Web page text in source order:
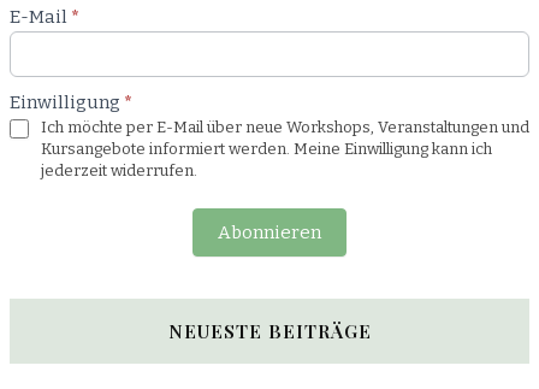
E-Mail *
Einwilligung *
Ich möchte per E-Mail über neue Workshops, Veranstaltungen und
Kursangebote informiert werden. Meine Einwilligung kann ich
jederzeit widerrufen.
Abonnieren
NEUESTE BEITRÄGE